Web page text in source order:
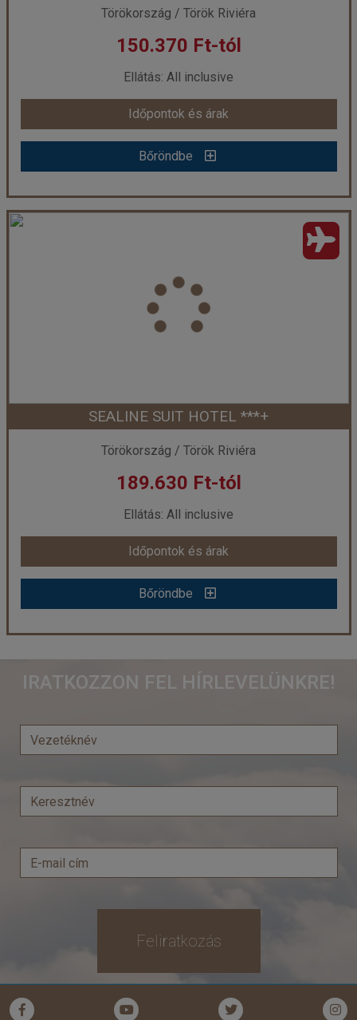
már 177.810 Ft-tól
Időpontok és árak
Bőröndbe
Törökország / Török Riviéra
150.370 Ft-tól
Ellátás: All inclusive
Időpontok és árak
Bőröndbe
Caretta Beach ****
Város:Konakli
Utazás módja:
Repülővel
Ellátás:
All inclusive
Szálláskategória:Hotel ****
Időpont: 2026-08-07 | 4 éj
már 150.370 Ft-tól
Időpontok és árak
Bőröndbe
SEALINE SUIT HOTEL ***+
Törökország / Török Riviéra
189.630 Ft-tól
Ellátás: All inclusive
Időpontok és árak
Bőröndbe
Város:Alanya
Időtartam:4 éj
már 189.630 Ft-tól
Időpontok és árak
IRATKOZZON FEL HÍRLEVELÜNKRE!
Feliratkozás